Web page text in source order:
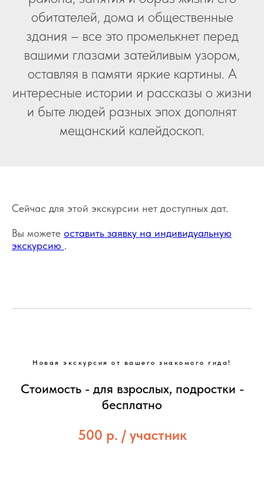
обитателей, дома и общественные
здания – все это промелькнет перед
вашими глазами затейливым узором,
оставляя в памяти яркие картины. А
интересные истории и рассказы о жизни
и быте людей разных эпох дополнят
мещанский калейдоскоп.
Сейчас для этой экскурсии нет доступных дат.
Вы можете оставить заявку на индивидуальную
экскурсию .
Новая экскурсия от вашего знакомого гида!
Стоимость - для взрослых, подростки -
бесплатно
500 р. / участник